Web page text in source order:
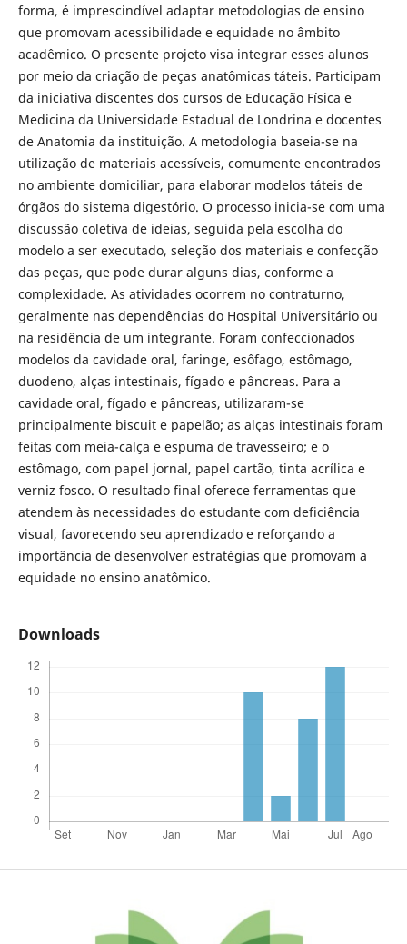
forma, é imprescindível adaptar metodologias de ensino
que promovam acessibilidade e equidade no âmbito
acadêmico. O presente projeto visa integrar esses alunos
por meio da criação de peças anatômicas táteis. Participam
da iniciativa discentes dos cursos de Educação Física e
Medicina da Universidade Estadual de Londrina e docentes
de Anatomia da instituição. A metodologia baseia-se na
utilização de materiais acessíveis, comumente encontrados
no ambiente domiciliar, para elaborar modelos táteis de
órgãos do sistema digestório. O processo inicia-se com uma
discussão coletiva de ideias, seguida pela escolha do
modelo a ser executado, seleção dos materiais e confecção
das peças, que pode durar alguns dias, conforme a
complexidade. As atividades ocorrem no contraturno,
geralmente nas dependências do Hospital Universitário ou
na residência de um integrante. Foram confeccionados
modelos da cavidade oral, faringe, esôfago, estômago,
duodeno, alças intestinais, fígado e pâncreas. Para a
cavidade oral, fígado e pâncreas, utilizaram-se
principalmente biscuit e papelão; as alças intestinais foram
feitas com meia-calça e espuma de travesseiro; e o
estômago, com papel jornal, papel cartão, tinta acrílica e
verniz fosco. O resultado final oferece ferramentas que
atendem às necessidades do estudante com deficiência
visual, favorecendo seu aprendizado e reforçando a
importância de desenvolver estratégias que promovam a
equidade no ensino anatômico.
Downloads